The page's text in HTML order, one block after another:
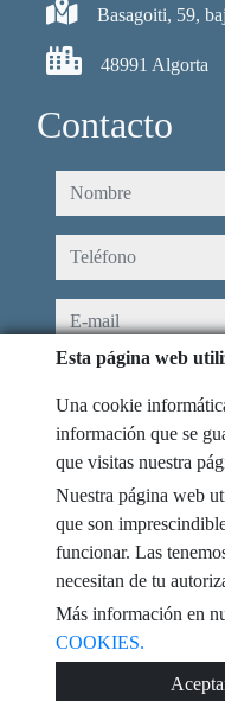
Basagoiti, 59,
48991 Algorta
Contacto
nombre
teléfono
e-mail
mensaje
Captcha
Esta página web
Una cookie
información que se
que visitas nuestra
Nuestra página web
que son
funcionar. Las
necesitan de tu
Más información en
COOKIES.